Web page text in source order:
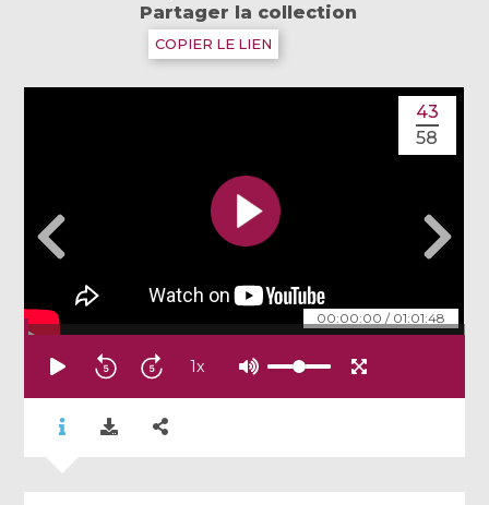
Partager la collection
COPIER LE LIEN
00:00:00 / 01:01:48
43
58
1x